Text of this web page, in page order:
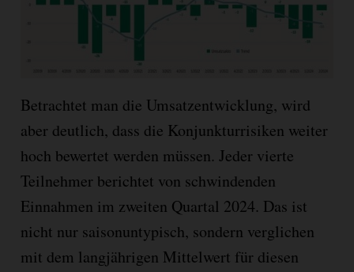
Betrachtet man die Umsatzentwicklung, wird
aber deutlich, dass die Konjunkturrisiken weiter
hoch bewertet werden müssen. Jeder vierte
Teilnehmer berichtet von schwindenden
Einnahmen im zweiten Quartal 2024. Das ist
nicht nur ­saisonuntypisch, sondern verglichen
mit dem langjährigen Mittelwert für ­diesen